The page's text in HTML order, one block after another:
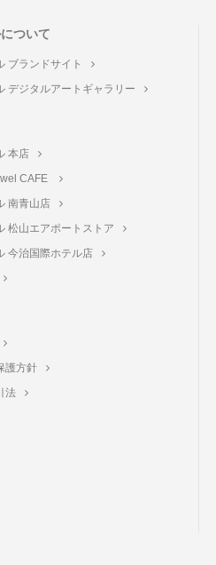
ついて
ブランドサイト
デジタルアートギャラリー
本店
CAFE
南青山店
松山エアポートストア
今治国際ホテル店
護方針
法